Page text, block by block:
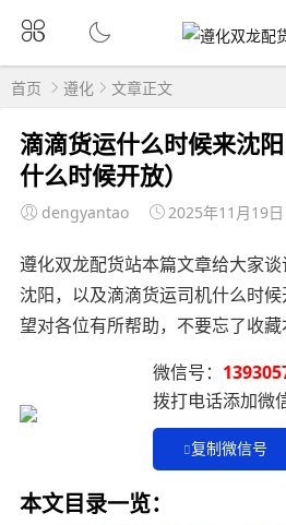
首页 遵化 文章正文
滴滴货运什么时候来沈
什么时候开放）
dengyantao 2025年11月19
遵化双龙配货站本篇文章给大家
沈阳，以及滴滴货运司机什么时
望对各位有所帮助，不要忘了收藏
微信号：
拨打电话添加微
复制微信号
本文目录一览：